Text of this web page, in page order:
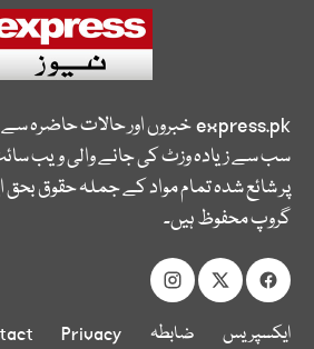
express.pkخبروں اور حالات حاضرہ
سب سے زیادہ وزٹ کی جانے والی ویب
پر شائع شدہ تمام مواد کے جملہ حقوق
گروپ محفوظ ہیں۔
ایکسپریس ضابطہ Privacy